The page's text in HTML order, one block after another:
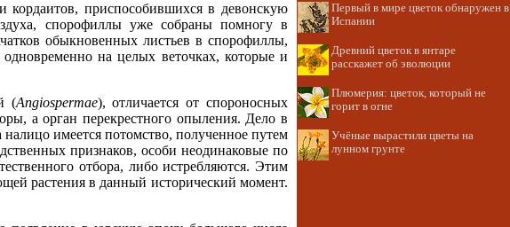
приспособившихся в девонскую
спорофиллы уже собраны помногу в
обыкновенных листьев в спорофиллы,
на целых веточках, которые и
(Angiospermae), отличается от спороносных
а орган перекрестного опыления. Дело в
налицо имеется потомство, полученное путем
признаков, особи неодинаковые по
отбора, либо истребляются. Этим
растения в данный исторический момент.
Первый в мире цветок обнаружен в
Испании
Древний цветок в янтаре
расскажет об эволюции
Плюмерия: цветок, который не
горит в огне
Учёные вырастили цветы на
лунном грунте